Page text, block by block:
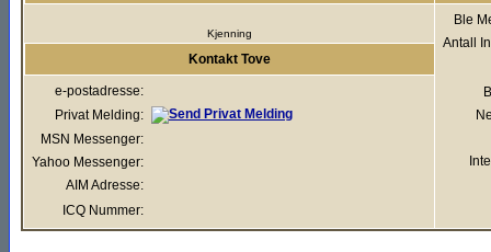
Kjenning
Ble
Antall
Kontakt Tove
e-postadresse:
Privat Melding:
MSN Messenger:
Yahoo Messenger:
AIM Adresse:
ICQ Nummer: